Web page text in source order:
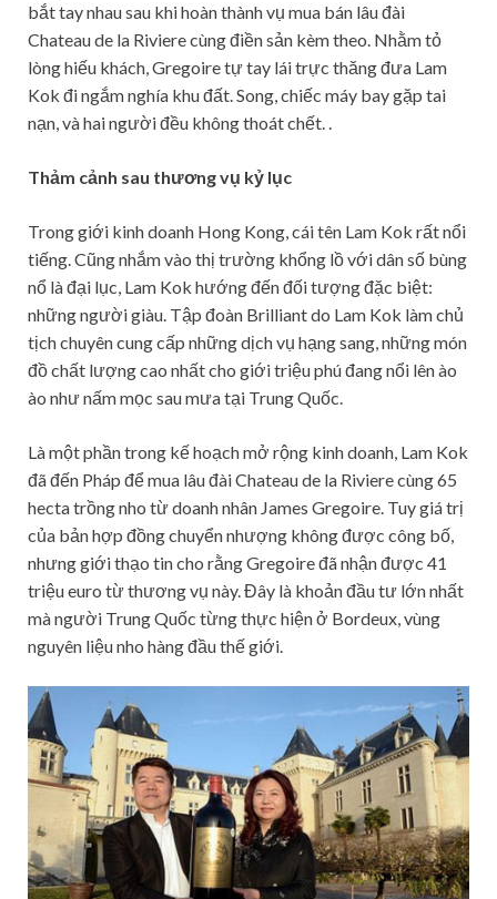
bắt tay nhau sau khi hoàn thành vụ mua bán lâu đài
Chateau de la Riviere cùng điền sản kèm theo. Nhằm tỏ
lòng hiếu khách, Gregoire tự tay lái trực thăng đưa Lam
Kok đi ngắm nghía khu đất. Song, chiếc máy bay gặp tai
nạn, và hai người đều không thoát chết. .
Thảm cảnh sau thương vụ kỷ lục
Trong giới kinh doanh Hong Kong, cái tên Lam Kok rất nổi
tiếng. Cũng nhắm vào thị trường khổng lồ với dân số bùng
nổ là đại lục, Lam Kok hướng đến đối tượng đặc biệt:
những người giàu. Tập đoàn Brilliant do Lam Kok làm chủ
tịch chuyên cung cấp những dịch vụ hạng sang, những món
đồ chất lượng cao nhất cho giới triệu phú đang nổi lên ào
ào như nấm mọc sau mưa tại Trung Quốc.
Là một phần trong kế hoạch mở rộng kinh doanh, Lam Kok
đã đến Pháp để mua lâu đài Chateau de la Riviere cùng 65
hecta trồng nho từ doanh nhân James Gregoire. Tuy giá trị
của bản hợp đồng chuyển nhượng không được công bố,
nhưng giới thạo tin cho rằng Gregoire đã nhận được 41
triệu euro từ thương vụ này. Đây là khoản đầu tư lớn nhất
mà người Trung Quốc từng thực hiện ở Bordeux, vùng
nguyên liệu nho hàng đầu thế giới.